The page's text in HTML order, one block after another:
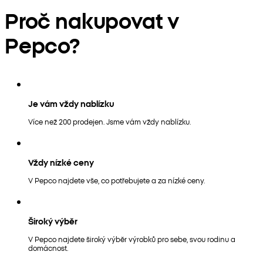
Proč nakupovat v
Pepco?
Je vám vždy nablízku
Více než 200 prodejen. Jsme vám vždy nablízku.
Vždy nízké ceny
V Pepco najdete vše, co potřebujete a za nízké ceny.
Široký výběr
V Pepco najdete široký výběr výrobků pro sebe, svou rodinu a
domácnost.